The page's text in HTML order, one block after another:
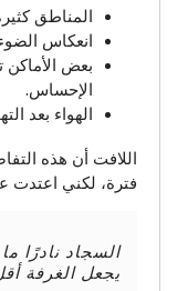
المناطق
انعكاس
بعض الأماكن
الإحساس.
الهواء بعد
اللافت أن هذه
فترة، لكني اعتدت
السجاد نادرًا
يجعل الغرفة